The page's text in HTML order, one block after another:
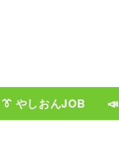
👔 やしおんJOB